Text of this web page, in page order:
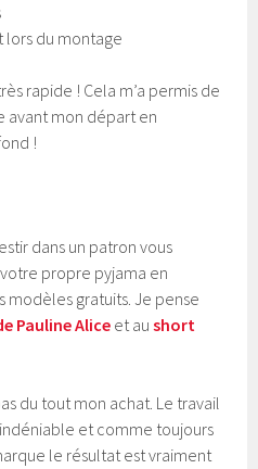
du montage
rapide ! Cela m’a permis de
avant mon départ en
!
dans un patron vous
propre pyjama en
modèles gratuits. Je pense
Pauline Alice et aushort
du tout mon achat. Le travail
et comme toujours
le résultat est vraiment